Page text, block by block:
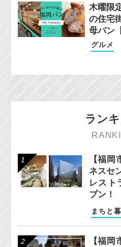
木曜限
の住宅
母パン
グルメ
ラン
【福
ネスセ
レスト
プン！
まちと
【福